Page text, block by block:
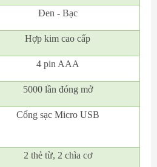
Đen - Bạc
Hợp kim cao cấp
4 pin AAA
5000 lần đóng mở
Cổng sạc Micro USB
2 thẻ từ, 2 chìa cơ